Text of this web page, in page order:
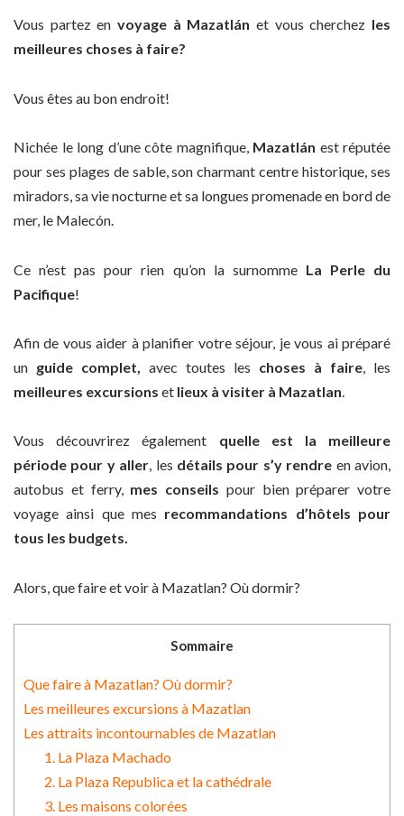
Vous partez en voyage à Mazatlán et vous cherchez les
meilleures choses à faire?
Vous êtes au bon endroit!
Nichée le long d’une côte magnifique, Mazatlán est réputée
pour ses plages de sable, son charmant centre historique, ses
miradors, sa vie nocturne et sa longues promenade en bord de
mer, le Malecón.
Ce n’est pas pour rien qu’on la surnomme La Perle du
Pacifique!
Afin de vous aider à planifier votre séjour, je vous ai préparé
un guide complet, avec toutes les choses à faire, les
meilleures excursions et lieux à visiter à Mazatlan.
Vous découvrirez également quelle est la meilleure
période pour y aller, les détails pour s’y rendre en avion,
autobus et ferry, mes conseils pour bien préparer votre
voyage ainsi que mes recommandations d’hôtels pour
tous les budgets.
Alors, que faire et voir à Mazatlan? Où dormir?
Sommaire
Que faire à Mazatlan? Où dormir?
Les meilleures excursions à Mazatlan
Les attraits incontournables de Mazatlan
1. La Plaza Machado
2. La Plaza Republica et la cathédrale
3. Les maisons colorées